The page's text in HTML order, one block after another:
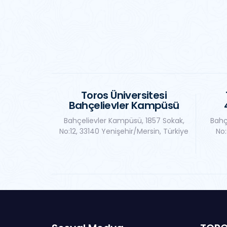
Toros Üniversitesi
Bahçelievler Kampüsü
Bahçelievler Kampüsü, 1857 Sokak,
No:12, 33140 Yenişehir/Mersin, Türkiye